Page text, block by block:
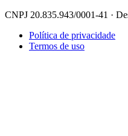
CNPJ 20.835.943/0001-41 ·
Política de privacidade
Termos de uso